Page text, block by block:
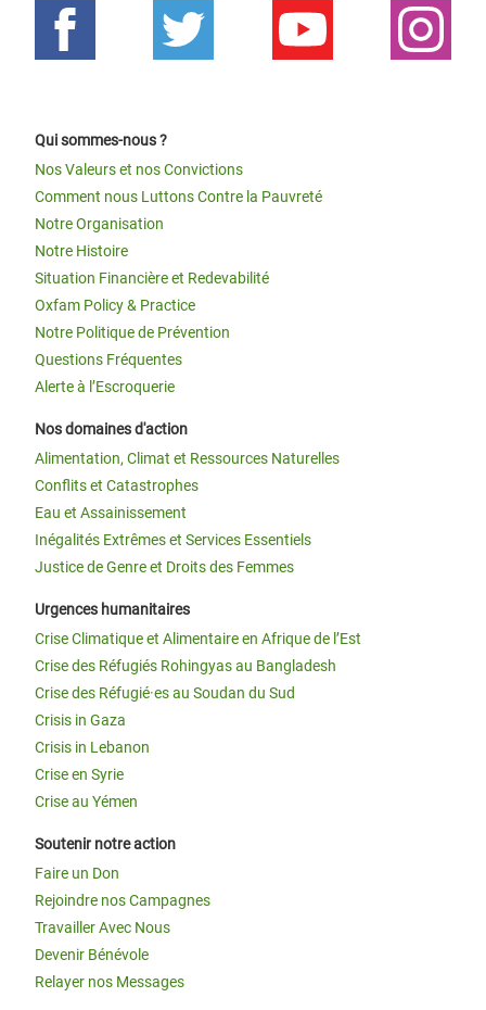
Qui sommes-nous ?
Nos Valeurs et nos Convictions
Comment nous Luttons Contre la Pauvreté
Notre Organisation
Notre Histoire
Situation Financière et Redevabilité
Oxfam Policy & Practice
Notre Politique de Prévention
Questions Fréquentes
Alerte à l’Escroquerie
Nos domaines d'action
Alimentation, Climat et Ressources Naturelles
Conflits et Catastrophes
Eau et Assainissement
Inégalités Extrêmes et Services Essentiels
Justice de Genre et Droits des Femmes
Urgences humanitaires
Crise Climatique et Alimentaire en Afrique de l’Est
Crise des Réfugiés Rohingyas au Bangladesh
Crise des Réfugié·es au Soudan du Sud
Crisis in Gaza
Crisis in Lebanon
Crise en Syrie
Crise au Yémen
Soutenir notre action
Faire un Don
Rejoindre nos Campagnes
Travailler Avec Nous
Devenir Bénévole
Relayer nos Messages